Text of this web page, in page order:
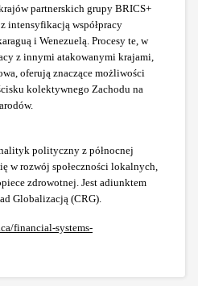
partnerskich grupy BRICS+
intensyfikacją współpracy
i Wenezuelą. Procesy te, w
z innymi atakowanymi krajami,
oferują znaczące możliwości
kolektywnego Zachodu na
polityczny z północnej
w rozwój społeczności lokalnych,
zdrowotnej. Jest adiunktem
Globalizacją (CRG).
financial-systems-